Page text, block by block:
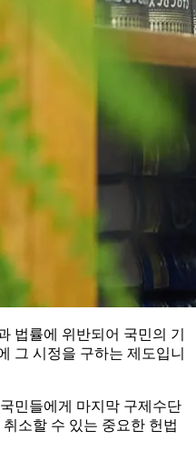
법률에 위반되어 국민의 기
그 시정을 구하는 제도입니
민들에게 마지막 구제수단
소할 수 있는 중요한 헌법